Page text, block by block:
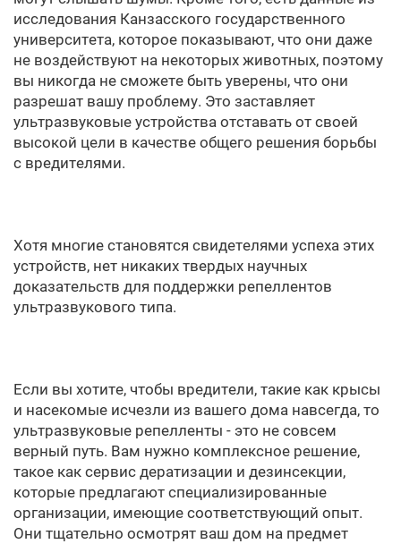
исследования Канзасского государственного
университета, которое показывают, что они даже
не воздействуют на некоторых животных, поэтому
вы никогда не сможете быть уверены, что они
разрешат вашу проблему. Это заставляет
ультразвуковые устройства отставать от своей
высокой цели в качестве общего решения борьбы
с вредителями.
Хотя многие становятся свидетелями успеха этих
устройств, нет никаких твердых научных
доказательств для поддержки репеллентов
ультразвукового типа.
Если вы хотите, чтобы вредители, такие как крысы
и насекомые исчезли из вашего дома навсегда, то
ультразвуковые репелленты - это не совсем
верный путь. Вам нужно комплексное решение,
такое как сервис дератизации и дезинсекции,
которые предлагают специализированные
организации, имеющие соответствующий опыт.
Они тщательно осмотрят ваш дом на предмет